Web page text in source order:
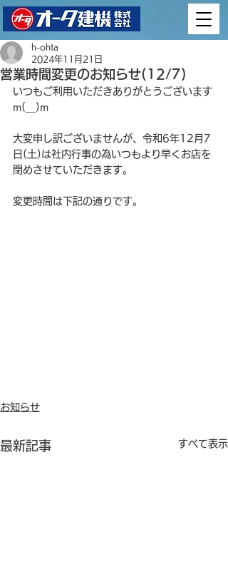
営業時間変更のお知らせ(12/7)
h-ohta
2024年11月21日
いつもご利用いただきありがとうございます
m(__)m
大変申し訳ございませんが、令和6年12月7
日(土)は社内行事の為いつもより早くお店を
閉めさせていただきます。
変更時間は下記の通りです。
お知らせ
最新記事 すべて表示